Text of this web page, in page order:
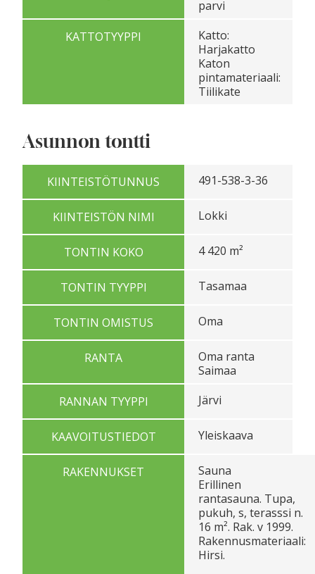
parvi
KATTOTYYPPI
Katto:
Harjakatto
Katon
pintamateriaali:
Tiilikate
Asunnon tontti
KIINTEISTÖTUNNUS 491-538-3-36
KIINTEISTÖN NIMI Lokki
TONTIN KOKO 4 420 m²
TONTIN TYYPPI Tasamaa
TONTIN OMISTUS Oma
RANTA
Oma ranta
Saimaa
RANNAN TYYPPI
Järvi
KAAVOITUSTIEDOT Yleiskaava
RAKENNUKSET
Sauna
Erillinen
rantasauna. Tupa,
pukuh, s, terasssi n.
16 m². Rak. v 1999.
Rakennusmateriaali:
Hirsi.